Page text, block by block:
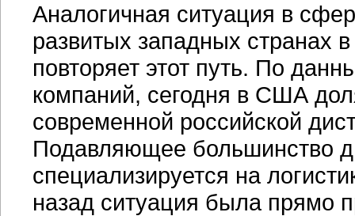
Аналогичная ситуация в
развитых западных странах
повторяет этот путь. По
компаний, сегодня в США
современной российской
Подавляющее большинство
специализируется на
назад ситуация была прямо